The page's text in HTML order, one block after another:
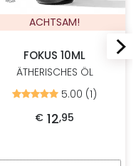
ACHTSAM!
FOKUS 10ML
ÄTHERISCHES ÖL
Bewertet
5.00
von
5.00 (1)
€ 12,95